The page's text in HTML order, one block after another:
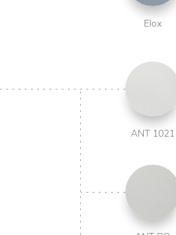
Elox
ANT 1021